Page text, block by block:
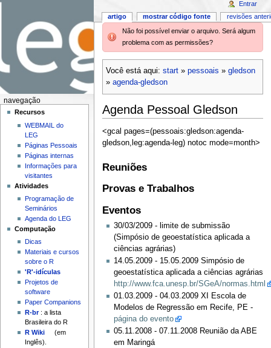
Não foi possível enviar o arquivo. Será algum
problema com as permissões?
Você está aqui: start» pessoais » gledson
» agenda-gledson
Agenda Pessoal Gledson
<gcal pages=(pessoais:gledson:agenda-
gledson,leg:agenda-leg) notoc mode=month>
Reuniões
Provas e Trabalhos
Eventos
30/03/2009 - limite de submissão
(Simpósio de geoestatística aplicada a
ciências agrárias)
14.05.2009 - 15.05.2009 Simpósio de
geoestatística aplicada a ciências agrárias
http://www.fca.unesp.br/SGeA/normas.html
01.03.2009 - 04.03.2009 XI Escola de
Modelos de Regressão em Recife, PE -
página do evento
05.11.2008 - 07.11.2008 Reunião da ABE
em Maringá
artigo mostrar código fonte revisões
Entrar
navegação
Recursos
WEBMAIL do
LEG
Páginas Pessoais
Páginas internas
Informações para
visitantes
Atividades
Programação de
Seminários
Agenda do LEG
Computação
Dicas
Materiais e cursos
sobre o R
'R'-idículas
Projetos de
software
Paper Companions
R-br: a lista
Brasileira do R
R Wiki
(em
Inglês).